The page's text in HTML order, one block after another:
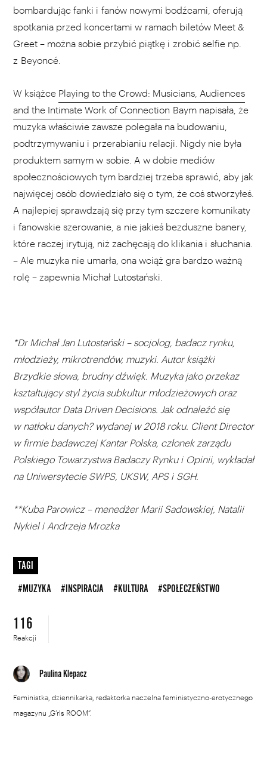
bombardując fanki i fanów nowymi bodźcami, oferują
spotkania przed koncertami w ramach biletów Meet &
Greet – można sobie przybić piątkę i zrobić selfie np.
z Beyoncé.
W książce Playing to the Crowd: Musicians, Audiences
and the Intimate Work of Connection Baym napisała, że
muzyka właściwie zawsze polegała na budowaniu,
podtrzymywaniu i przerabianiu relacji. Nigdy nie była
produktem samym w sobie. A w dobie mediów
społecznościowych tym bardziej trzeba sprawić, aby jak
najwięcej osób dowiedziało się o tym, że coś stworzyłeś.
A najlepiej sprawdzają się przy tym szczere komunikaty
i fanowskie szerowanie, a nie jakieś bezduszne banery,
które raczej irytują, niż zachęcają do klikania i słuchania.
– Ale muzyka nie umarła, ona wciąż gra bardzo ważną
rolę – zapewnia Michał Lutostański.
*Dr Michał Jan Lutostański – socjolog, badacz rynku,
młodzieży, mikrotrendów, muzyki. Autor książki
Brzydkie słowa, brudny dźwięk. Muzyka jako przekaz
kształtujący styl życia subkultur młodzieżowych oraz
współautor Data Driven Decisions. Jak odnaleźć się
w natłoku danych? wydanej w 2018 roku. Client Director
w firmie badawczej Kantar Polska, członek zarządu
Polskiego Towarzystwa Badaczy Rynku i Opinii, wykładał
na Uniwersytecie SWPS, UKSW, APS i SGH.
**Kuba Parowicz – menedżer Marii Sadowskiej, Natalii
Nykiel i Andrzeja Mrozka
TAGI
#MUZYKA #INSPIRACJA #KULTURA #SPOŁECZEŃSTWO
116
Reakcji
Paulina Klepacz
Feministka, dziennikarka, redaktorka naczelna feministyczno-erotycznego
magazynu „G’rls ROOM”.